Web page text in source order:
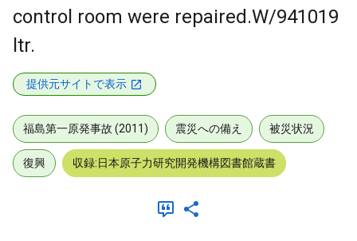
control room were repaired.W/941019
ltr.
提供元サイトで表示
福島第一原発事故 (2011) 震災への備え 被災状況
復興 収録:日本原子力研究開発機構図書館蔵書